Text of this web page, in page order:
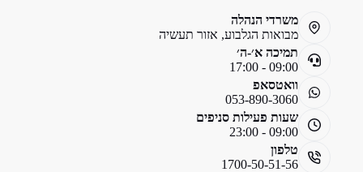
משרדי הנהלה
מבואות הגלבוע, אזור תעשיה
תמיכה א׳-ה׳
09:00 - 17:00
וואטסאפ
053-890-3060
שעות פעילות סניפים
09:00 - 23:00
טלפון
1700-50-51-56